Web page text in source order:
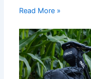
Read More »